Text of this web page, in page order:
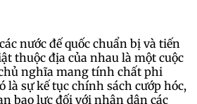
nước đế quốc chuẩn bị và tiến
thuộc địa của nhau là một cuộc
nghĩa mang tính chất phi
là sự kế tục chính sách cướp hóc,
bạo lực đối với nhân dân các